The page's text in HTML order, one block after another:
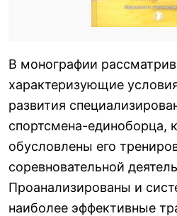
В монографии
характеризующие
развития
спортсмена-единоборца,
обусловлены его
соревновательной
Проанализированы и
наиболее эффективные